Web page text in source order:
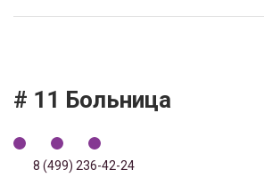
# 11 Больница
8 (499) 236-42-24